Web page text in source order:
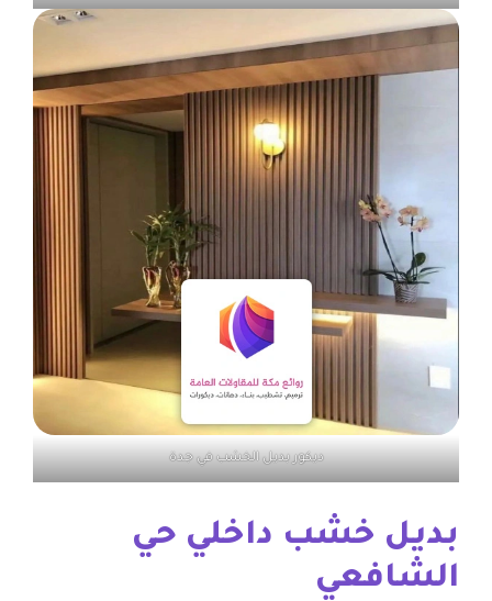
ديكور بديل الخشب في جدة
بديل خشب داخلي حي
الشافعي